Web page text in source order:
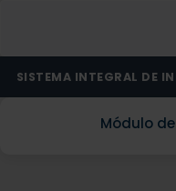
SISTEMA INTEGRAL DE
Módulo